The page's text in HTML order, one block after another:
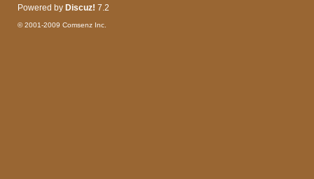
Powered by Discuz! 7.2
© 2001-2009 Comsenz Inc.